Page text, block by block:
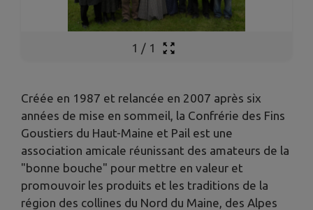
1 / 1
Créée en 1987 et relancée en 2007 après six
années de mise en sommeil, la Confrérie des Fins
Goustiers du Haut-Maine et Pail est une
association amicale réunissant des amateurs de la
"bonne bouche" pour mettre en valeur et
promouvoir les produits et les traditions de la
région des collines du Nord du Maine, des Alpes